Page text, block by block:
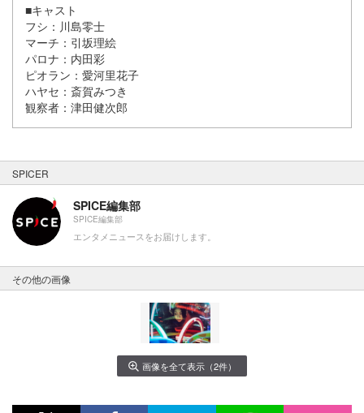
■キャスト
フシ：川島零士
マーチ：引坂理絵
パロナ：内田彩
ピオラン：愛河里花子
ハヤセ：斎賀みつき
観察者：津田健次郎
SPICER
SPICE編集部
SPICE編集部
エンタメニュースをお届けします。
その他の画像
画像を全て表示（2件）